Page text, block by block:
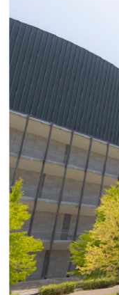
セシビリティ
フリー
援サービス
アマップ